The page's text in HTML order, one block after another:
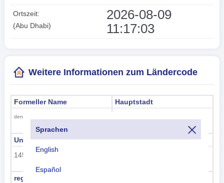
Sprachen
English
Español
Ortszeit:
(Abu Dhabi)
2026-08-09
11:17:04
Weitere Informationen zum Ländercode
Formeller Name
den Vereinigten Arabischen Emiraten
Hauptstadt
Unterregionscode
145
Name der Unterregion
regioncode